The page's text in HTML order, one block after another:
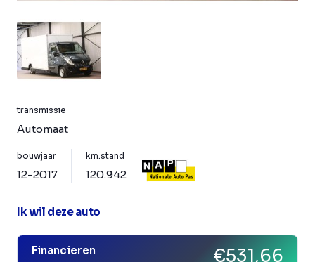
transmissie
Automaat
bouwjaar
12-2017
km.stand
120.942
Ik wil deze auto
Financieren €531,66